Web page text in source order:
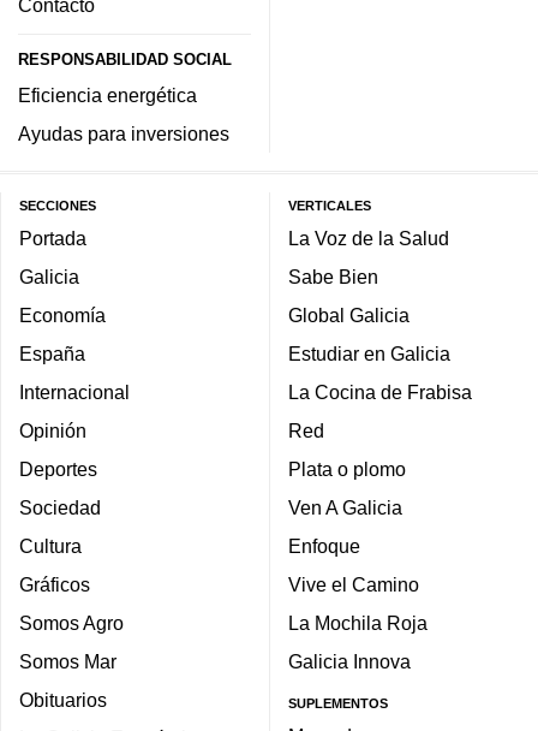
Contacto
RESPONSABILIDAD SOCIAL
Eficiencia energética
Ayudas para inversiones
SECCIONES
Portada
Galicia
Economía
España
Internacional
Opinión
Deportes
Sociedad
Cultura
Gráficos
Somos Agro
Somos Mar
Obituarios
VERTICALES
La Voz de la Salud
Sabe Bien
Global Galicia
Estudiar en Galicia
La Cocina de Frabisa
Red
Plata o plomo
Ven A Galicia
Enfoque
Vive el Camino
La Mochila Roja
Galicia Innova
SUPLEMENTOS